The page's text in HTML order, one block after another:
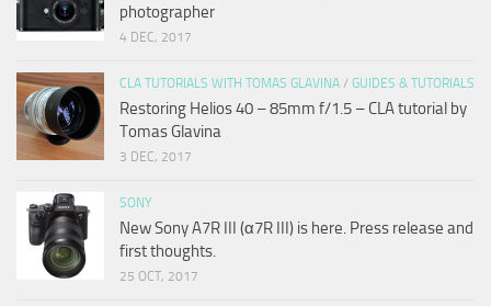
photographer
4 DEC, 2017
CLA TUTORIALS WITH TOMAS GLAVINA / GUIDES & TUTORIALS
Restoring Helios 40 – 85mm f/1.5 – CLA tutorial by
Tomas Glavina
3 DEC, 2017
SONY
New Sony A7R III (α7R III) is here. Press release and
first thoughts.
25 OCT, 2017